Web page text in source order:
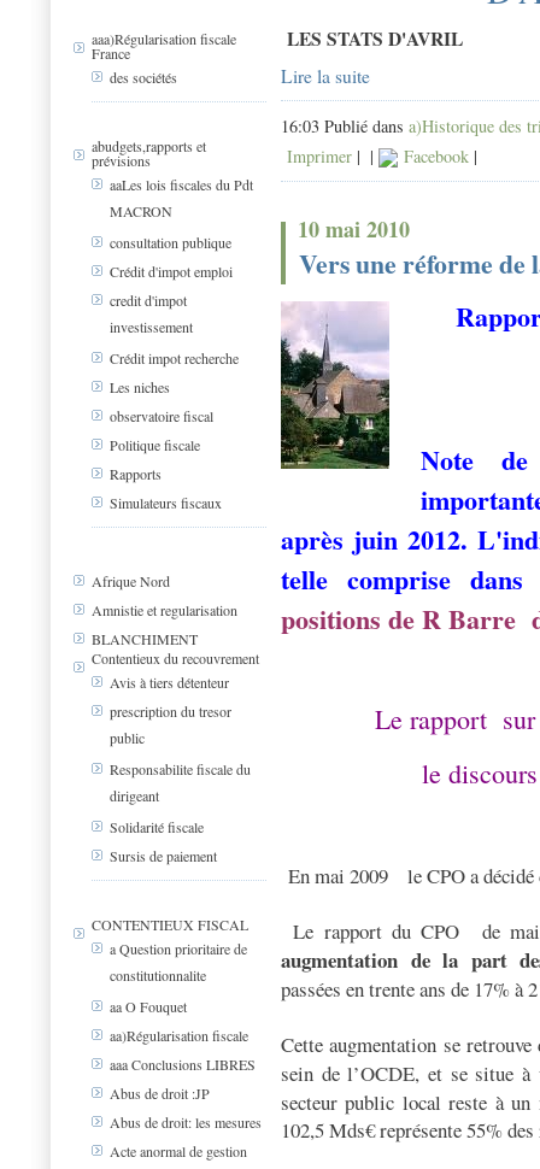
aaa)Régularisation fiscale
France
des sociétés
abudgets,rapports et
prévisions
aaLes lois fiscales du Pdt
MACRON
consultation publique
Crédit d'impot emploi
credit d'impot
investissement
Crédit impot recherche
Les niches
observatoire fiscal
Politique fiscale
Rapports
Simulateurs fiscaux
Afrique Nord
Amnistie et regularisation
BLANCHIMENT
Contentieux du recouvrement
Avis à tiers détenteur
prescription du tresor
public
Responsabilite fiscale du
dirigeant
Solidarité fiscale
Sursis de paiement
CONTENTIEUX FISCAL
a Question prioritaire de
constitutionnalite
aa O Fouquet
aa)Régularisation fiscale
aaa Conclusions LIBRES
Abus de droit :JP
Abus de droit: les mesures
Acte anormal de gestion
LES STATS D'AVRIL
Lire la suite
16:03 Publié dans a)Historique des
Imprimer | | Facebook |
10 mai 2010
Vers une réforme de
Note
après juin 2012.
telle comprise
positions de R Barre
Le rapport
le
En mai 2009
le CPO a
Le rapport du CPO
de
augmentation de la part
passées en trente ans de 17% à
Cette augmentation se
sein de l’OCDE, et se situe à
secteur public local reste à
102,5 Mds€ représente 55%